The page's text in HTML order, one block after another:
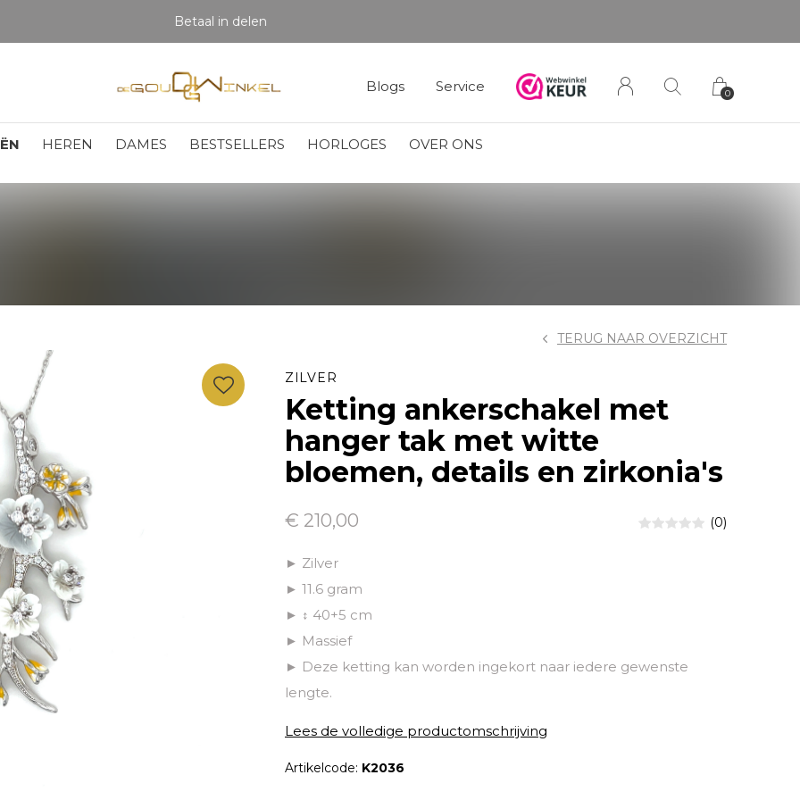
HEREN DAMES BESTSELLERS HORLOGES OVER ONS
Blogs Service 0
Betaal in delen
ZILVER
Ketting ankerschakel met
hanger tak met witte
bloemen, details en zirkonia's
TERUG NAAR OVERZICHT
€ 210,00 (0)
► Zilver
► 11.6 gram
► ↕ 40+5 cm
► Massief
► Deze ketting kan worden ingekort naar iedere gewenste
lengte.
Lees de volledige productomschrijving
Artikelcode: K2036